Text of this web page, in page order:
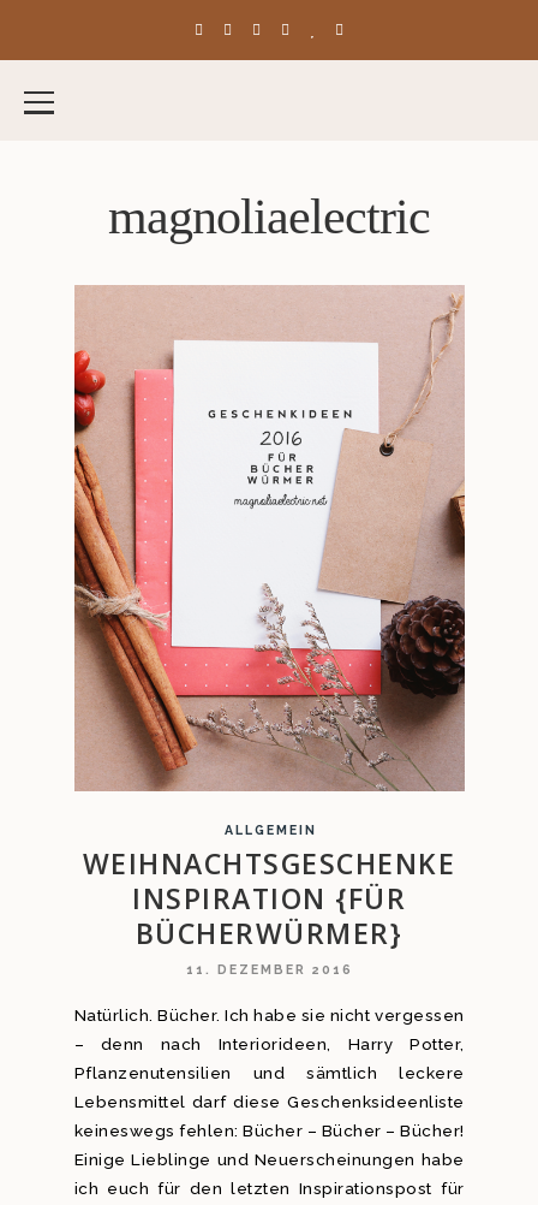
magnoliaelectric
ALLGEMEIN
WEIHNACHTSGESCHENKE
INSPIRATION {FÜR
BÜCHERWÜRMER}
11. DEZEMBER 2016
Natürlich. Bücher. Ich habe sie nicht vergessen
– denn nach Interiorideen, Harry Potter,
Pflanzenutensilien und sämtlich leckere
Lebensmittel darf diese Geschenksideenliste
keineswegs fehlen: Bücher – Bücher – Bücher!
Einige Lieblinge und Neuerscheinungen habe
ich euch für den letzten Inspirationspost für